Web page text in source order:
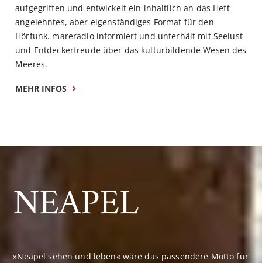
aufgegriffen und entwickelt ein inhaltlich an das Heft
angelehntes, aber eigenständiges Format für den
Hörfunk. mareradio informiert und unterhält mit Seelust
und Entdeckerfreude über das kulturbildende Wesen des
Meeres.
MEHR INFOS
NEAPEL
»Neapel sehen und leben« wäre das passendere Motto für